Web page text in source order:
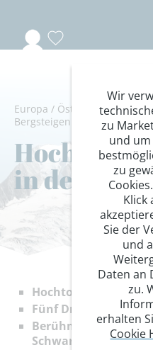
Europa / Österreich/Zillertal
Bergsteigen
in den
Hochtouren in Fels
Fünf Dreitausender
Berühmte Gipfel der
Schwarzenstein,
Wir
zu
und
zu
Klick
Sie der
und
Daten an
zu.
erhalten
Cookie